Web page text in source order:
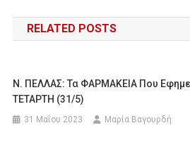
άρθρων
RELATED POSTS
Ν. ΠΕΛΛΑΣ: Τα ΦΑΡΜΑΚΕΙΑ Που
ΤΕΤΑΡΤΗ (31/5)
31 Μαΐου 2023 Μαρία Βαγουρδή